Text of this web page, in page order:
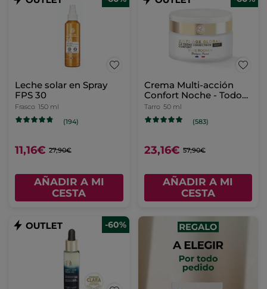
Leche solar en Spray
FPS 30
Frasco 150 ml
(194)
11,16€ 27,90€
AÑADIR A MI
CESTA
Crema Multi-acción
Confort Noche - Todo
tipo de pieles
Tarro 50 ml
(583)
23,16€ 57,90€
AÑADIR A MI
CESTA
-60%